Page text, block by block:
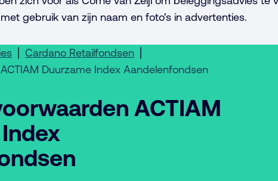
gebruik van zijn naam en foto's in advertenties.
Cardano Retailfondsen
Duurzame Index Aandelenfondsen
ACTIAM